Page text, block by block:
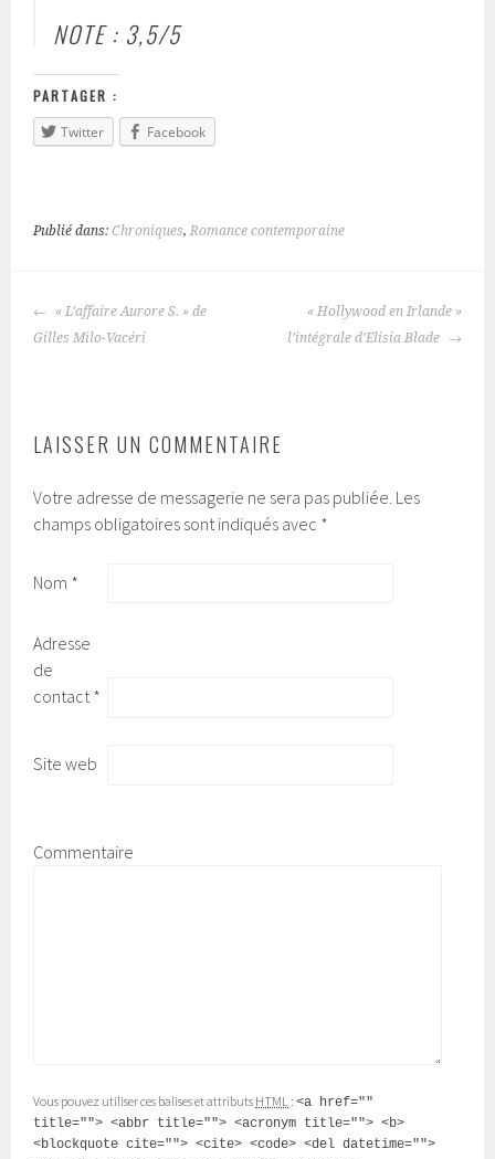
NOTE : 3,5/5
PARTAGER :
Twitter
Facebook
Publié dans:Chroniques, Romance contemporaine
NAVIGATION
« L’affaire Aurore S. » de
Gilles Milo-Vacéri
« Hollywood en Irlande »
l’intégrale d’Elisia Blade
LAISSER UN COMMENTAIRE
Votre adresse de messagerie ne sera pas publiée. Les
champs obligatoires sont indiqués avec *
Nom *
Adresse
de
contact*
Site web
Commentaire
Vous pouvez utiliser ces balises et attributs HTML :<a href=""
title=""> <abbr title=""> <acronym title=""> <b>
<blockquote cite=""> <cite> <code> <del datetime="">